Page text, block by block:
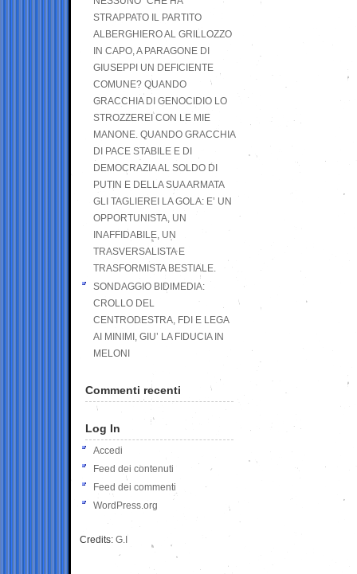
STRAPPATO IL PARTITO
ALBERGHIERO AL GRILLOZZO
IN CAPO, A PARAGONE DI
GIUSEPPI UN DEFICIENTE
COMUNE? QUANDO
GRACCHIA DI GENOCIDIO LO
STROZZEREI CON LE MIE
MANONE. QUANDO GRACCHIA
DI PACE STABILE E DI
DEMOCRAZIA AL SOLDO DI
PUTIN E DELLA SUA ARMATA
GLI TAGLIEREI LA GOLA: E’ UN
OPPORTUNISTA, UN
INAFFIDABILE, UN
TRASVERSALISTA E
TRASFORMISTA BESTIALE.
SONDAGGIO BIDIMEDIA:
CROLLO DEL
CENTRODESTRA, FDI E LEGA
AI MINIMI, GIU’ LA FIDUCIA IN
MELONI
Commenti recenti
Log In
Accedi
Feed dei contenuti
Feed dei commenti
WordPress.org
Credits: G.I